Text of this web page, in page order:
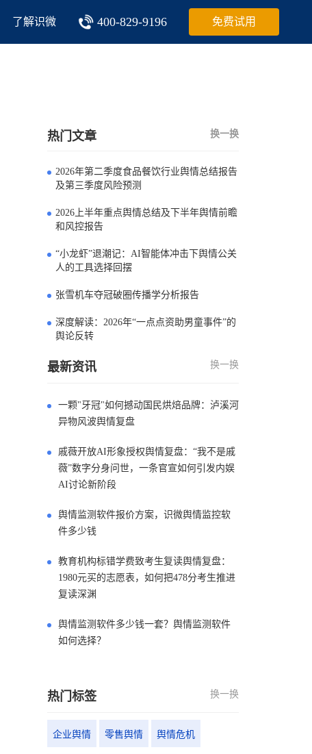
了解识微 400-829-9196 免费试用
热门文章 换一换
2026年第二季度食品餐饮行业舆情总结报告
及第三季度风险预测
2026上半年重点舆情总结及下半年舆情前瞻
和风控报告
“小龙虾”退潮记：AI智能体冲击下舆情公关
人的工具选择回摆
张雪机车夺冠破圈传播学分析报告
深度解读：2026年“一点点资助男童事件”的
舆论反转
最新资讯 换一换
一颗"牙冠"如何撼动国民烘焙品牌：泸溪河
异物风波舆情复盘
戚薇开放AI形象授权舆情复盘：“我不是戚
薇”数字分身问世，一条官宣如何引发内娱
AI讨论新阶段
舆情监测软件报价方案，识微舆情监控软
件多少钱
教育机构标错学费致考生复读舆情复盘：
1980元买的志愿表，如何把478分考生推进
复读深渊
舆情监测软件多少钱一套？舆情监测软件
如何选择？
热门标签 换一换
企业舆情 零售舆情 舆情危机